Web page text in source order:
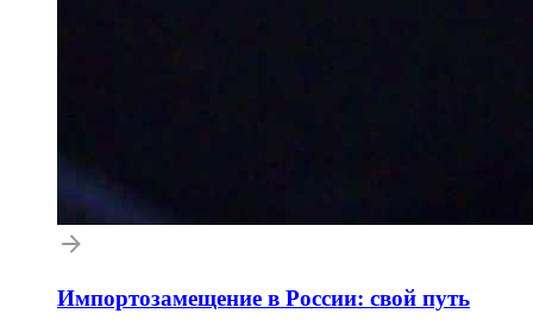
Импортозамещение в России: свой путь